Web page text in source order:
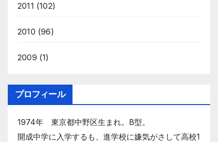
2011 (102)
2010 (96)
2009 (1)
プロフィール
1974年 東京都中野区生まれ。B型。
開成中学に入学するも、進学校に嫌気がさして高校1